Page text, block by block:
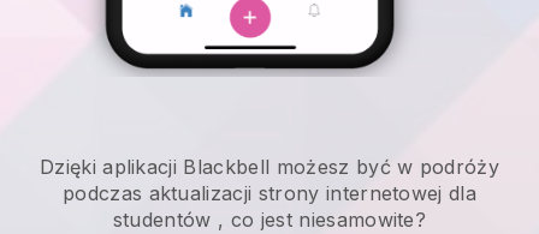
Dzięki aplikacji Blackbell możesz być w podróży
podczas aktualizacji strony internetowej dla
studentów , co jest niesamowite?